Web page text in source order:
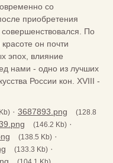
со
приобретения
По
он почти
эпох, влияние
нами - одно из лучших
России кон. XVIII -
· 3687893.png
(128.8
(146.2 Kb) ·
(138.5 Kb) ·
(133.3 Kb) ·